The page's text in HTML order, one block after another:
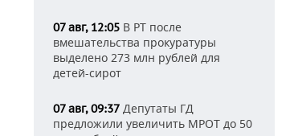
07 авг, 12:05 В РТ после
вмешательства прокуратуры
выделено 273 млн рублей для
детей-сирот
07 авг, 09:37 Депутаты ГД
предложили увеличить МРОТ до 50